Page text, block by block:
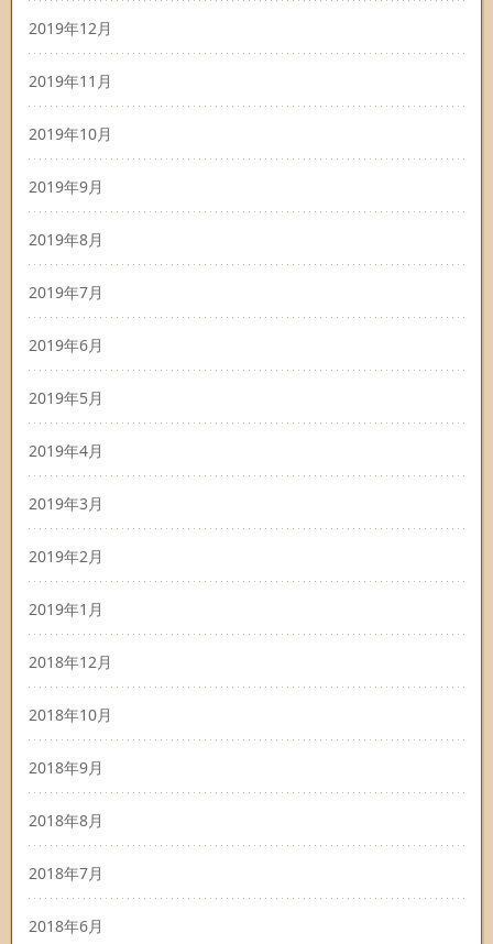
2019年12月
2019年11月
2019年10月
2019年9月
2019年8月
2019年7月
2019年6月
2019年5月
2019年4月
2019年3月
2019年2月
2019年1月
2018年12月
2018年10月
2018年9月
2018年8月
2018年7月
2018年6月